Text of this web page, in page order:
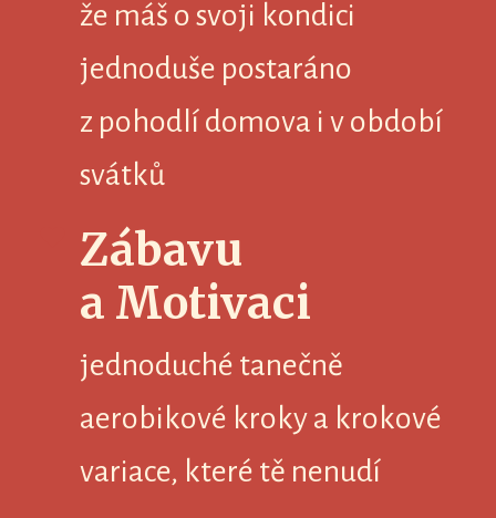
že máš o svoji kondici
jednoduše postaráno
z pohodlí domova i v období
svátků
Zábavu
a Motivaci
jednoduché tanečně
aerobikové kroky a krokové
variace, které tě nenudí